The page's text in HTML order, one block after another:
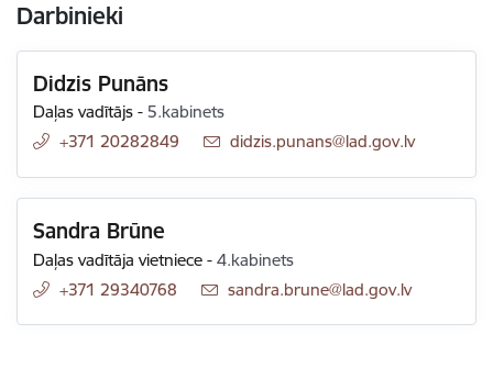
Darbinieki
Didzis Punāns
Daļas vadītājs -5.kabinets
+371 20282849
E-pasts:
didzis.punans@lad.gov.lv
Sandra Brūne
Daļas vadītāja vietniece -4.kabinets
+371 29340768
E-pasts:
sandra.brune@lad.gov.lv